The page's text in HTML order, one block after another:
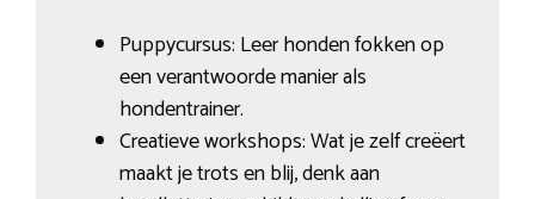
Puppycursus: Leer honden fokken op
een verantwoorde manier als
hondentrainer.
Creatieve workshops: Wat je zelf creëert
maakt je trots en blij, denk aan